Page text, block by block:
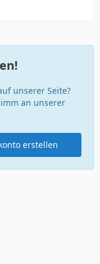
unserer Seite?
an unserer
erstellen